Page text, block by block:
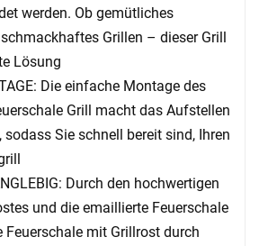
werden. Ob gemütliches
Grillen – dieser Grill
Lösung
Die einfache Montage des
Grill macht das Aufstellen
Sie schnell bereit sind, Ihren
Durch den hochwertigen
und die emaillierte Feuerschale
Feuerschale mit Grillrost durch